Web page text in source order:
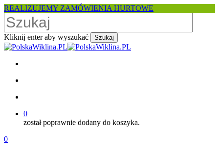
Skip
to
main
content
REALIZUJEMY ZAMÓWIENIA HURTOWE
Kliknij enter aby wyszukać Szukaj
Close
0
został poprawnie dodany do koszyka.
Menu
search
account
0